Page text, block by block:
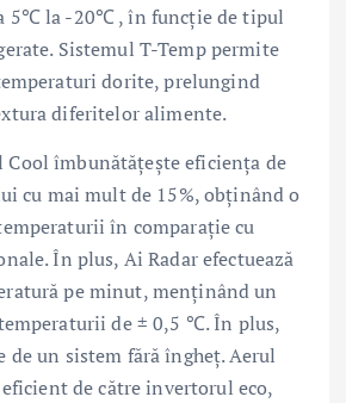
5℃ la -20℃ , în funcție de tipul
Sistemul T-Temp permite
dorite, prelungind
diferitelor alimente.
Cool îmbunătățește eficiența de
cu mai mult de 15%, obținând o
în comparație cu
În plus, Ai Radar efectuează
pe minut, menținând un
de ± 0,5 ℃. În plus,
un sistem fără îngheț. Aerul
de către invertorul eco,